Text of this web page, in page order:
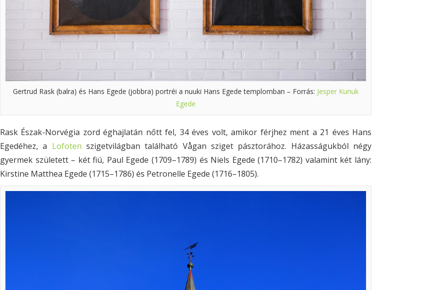
Gertrud Rask (balra) és Hans Egede (jobbra) portréi a nuuki Hans Egede templomban – Forrás: Jesper Kunuk
Egede
Rask Észak-Norvégia zord éghajlatán nőtt fel, 34 éves volt, amikor férjhez ment a 21 éves Hans
Egedéhez, a Lofoten szigetvilágban található Vågan sziget pásztorához. Házasságukból négy
gyermek született – két fiú, Paul Egede (1709–1789) és Niels Egede (1710–1782) valamint két lány:
Kirstine Matthea Egede (1715–1786) és Petronelle Egede (1716–1805).